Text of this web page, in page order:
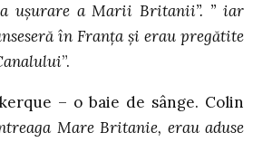
ușurare a Marii Britanii”. ” iar
în Franța și erau pregătite
”.
– o baie de sânge. Colin
Mare Britanie, erau aduse